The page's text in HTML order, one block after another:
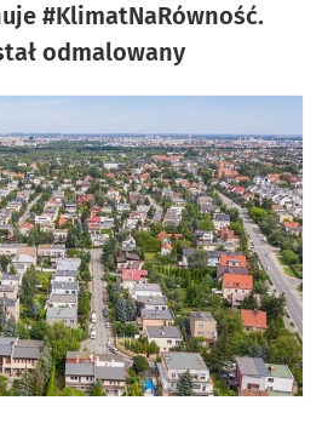
#KlimatNaRówność.
odmalowany